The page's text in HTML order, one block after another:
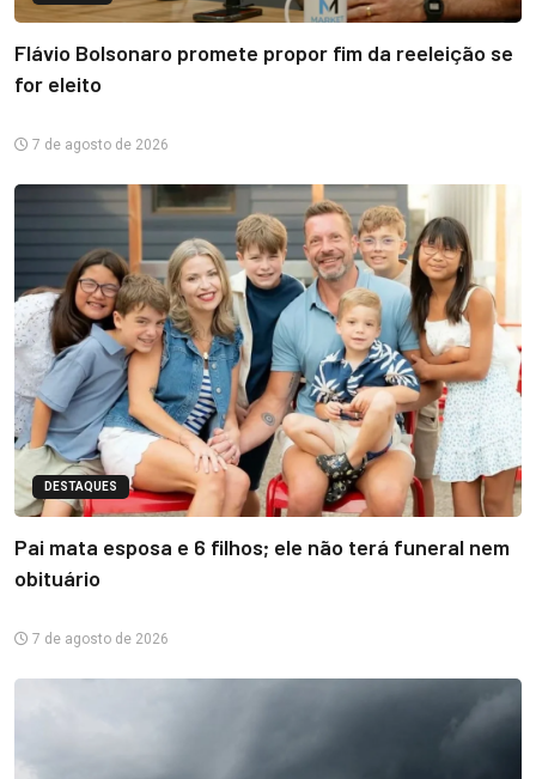
Flávio Bolsonaro promete propor fim da reeleição se
for eleito
7 de agosto de 2026
DESTAQUES
Pai mata esposa e 6 filhos; ele não terá funeral nem
obituário
7 de agosto de 2026